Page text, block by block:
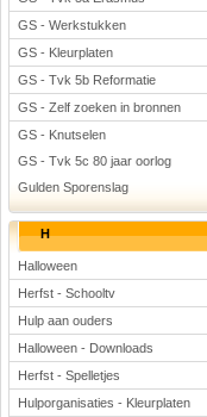
GS - Werkstukken
GS - Kleurplaten
GS - Tvk 5b Reformatie
GS - Zelf zoeken in bronnen
GS - Knutselen
GS - Tvk 5c 80 jaar oorlog
Gulden Sporenslag
H
Halloween
Herfst - Schooltv
Hulp aan ouders
Halloween - Downloads
Herfst - Spelletjes
Hulporganisaties - Kleurplaten